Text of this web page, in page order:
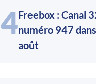
4Freebox : Canal
numéro 947
août